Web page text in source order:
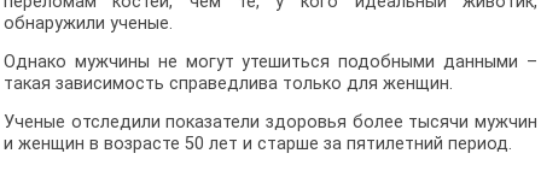
обнаружили ученые.
Однако мужчины не могут утешиться подобными данными –
такая зависимость справедлива только для женщин.
Ученые отследили показатели здоровья более тысячи мужчин
и женщин в возрасте 50 лет и старше за пятилетний период.